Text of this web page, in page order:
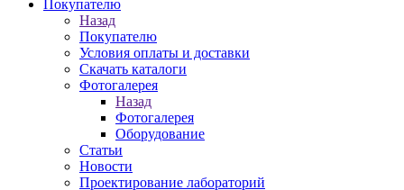
Покупателю
Назад
Покупателю
Условия оплаты и доставки
Скачать каталоги
Фотогалерея
Назад
Фотогалерея
Оборудование
Статьи
Новости
Проектирование лабораторий